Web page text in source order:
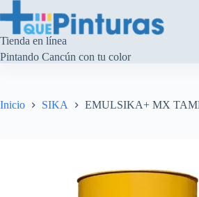
al
contenido
Tienda en línea
Pintando Cancún con tu color
Inicio SIKA EMULSIKA+ MX